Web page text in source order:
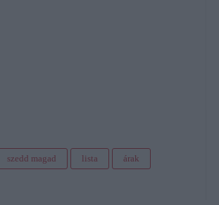
szedd magad lista árak